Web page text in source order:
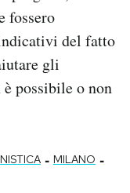
fossero
del fatto
gli
possibile o non
- MILANO -